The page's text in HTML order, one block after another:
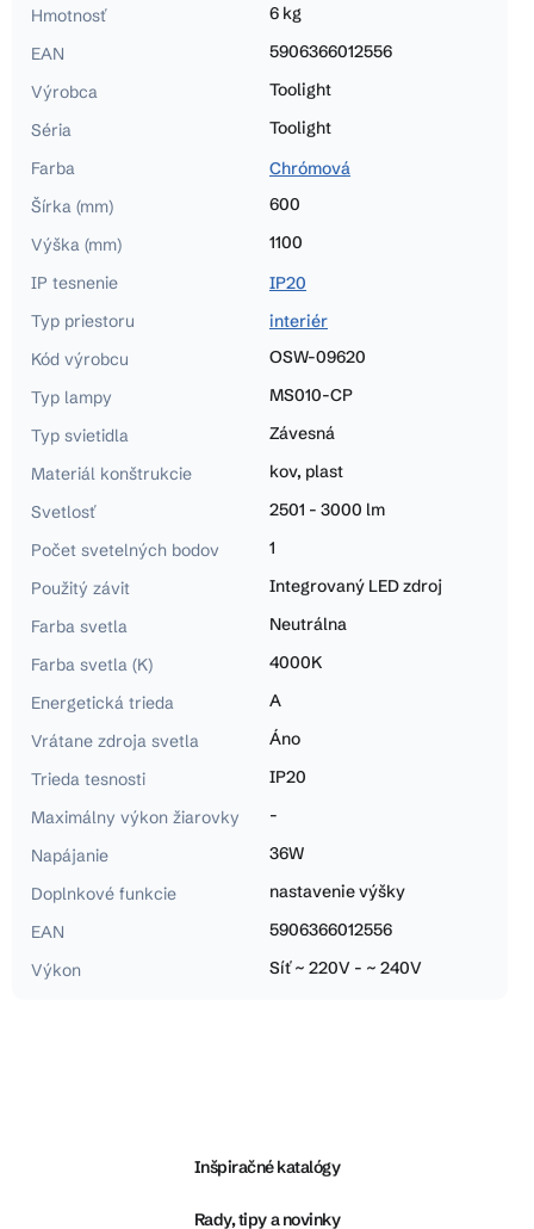
Hmotnosť
6 kg
EAN
5906366012556
Výrobca
Toolight
Séria
Toolight
Farba
Chrómová
Šírka (mm)
600
Výška (mm)
1100
IP tesnenie
IP20
Typ priestoru
interiér
Kód výrobcu
OSW-09620
Typ lampy
MS010-CP
Typ svietidla
Závesná
Materiál konštrukcie
kov, plast
Svetlosť
2501 - 3000 lm
Počet svetelných bodov
1
Použitý závit
Integrovaný LED zdroj
Farba svetla
Neutrálna
Farba svetla (K)
4000K
Energetická trieda
A
Vrátane zdroja svetla
Áno
Trieda tesnosti
IP20
Maximálny výkon žiarovky
-
Napájanie
36W
Doplnkové funkcie
nastavenie výšky
EAN
5906366012556
Výkon
Síť ~ 220V - ~ 240V
Inšpiračné katalógy
Rady, tipy a novinky